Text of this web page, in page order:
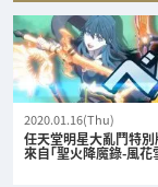
2020.01.16(Thu)
任天堂明星大亂鬥特別
來自「聖火降魔錄-風花